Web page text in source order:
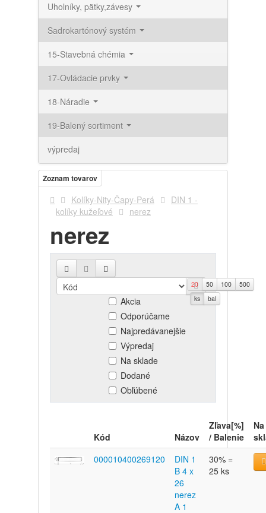
Uholníky, pätky,závesy
Sadrokartónový systém
15-Stavebná chémia
17-Ovládacie prvky
18-Náradie
19-Balený sortiment
výpredaj
Zoznam tovarov
Kolíky-Nity-Čapy-Perá
DIN 1 -
kolíky kužeľové
nerez
nerez
Akcia
Odporúčame
Najpredávanejšie
Výpredaj
Na sklade
Dodané
Obľúbené
20 50 100
500
ks
bal
Kód Názov
Zľava[%]
/ Balenie
Na
000010400269120
DIN 1
B 4 x
26
nerez
A 1
30% =
25 ks